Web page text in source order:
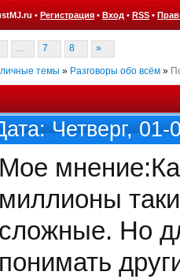
• Регистрация • Вход • RSS •
… 7 8 »
темы » Разговоры обо всём »
Четверг,
Мое
миллионы
сложные. Но
понимать